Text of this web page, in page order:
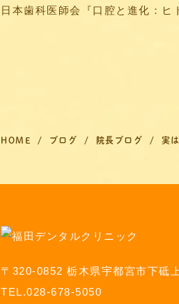
日本歯科医師会『口腔と進化：ヒ
HOME ブログ 院長ブログ 実
〒320-0852 栃木県宇都宮市下砥
TEL.028-678-5050